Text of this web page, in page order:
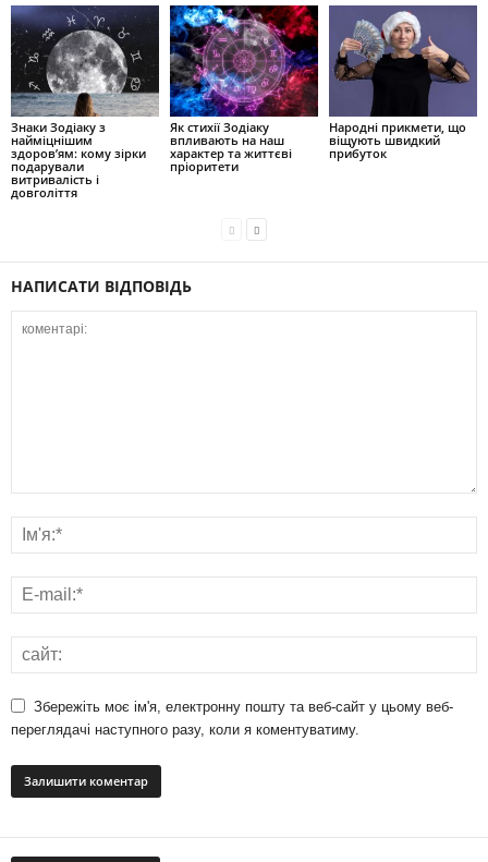
Знаки Зодіаку з
найміцнішим
здоров’ям: кому зірки
подарували
витривалість і
довголіття
Як стихії Зодіаку
впливають на наш
характер та життєві
пріоритети
Народні прикмети, що
віщують швидкий
прибуток
НАПИСАТИ ВІДПОВІДЬ
Збережіть моє ім'я, електронну пошту та веб-сайт у цьому веб-
переглядачі наступного разу, коли я коментуватиму.